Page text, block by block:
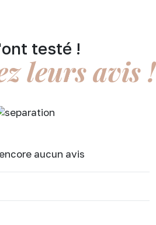
testé !
leurs avis !
aucun avis